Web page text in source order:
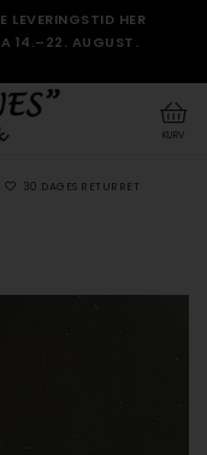
LEVERINGSTID HER
14.–22. AUGUST.
KURV
30 DAGES RETURRET